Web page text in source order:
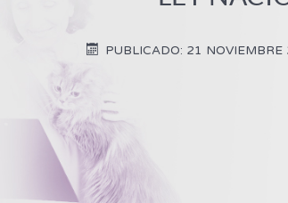
PUBLICADO: 21 NOVIEMBRE